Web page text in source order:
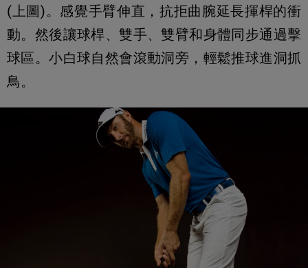
(上圖)。感覺手臂伸直，抗拒曲腕延長揮桿的衝
動。然後讓球桿、雙手、雙臂和身體同步通過擊
球區。小白球自然會滾動洞旁，輕鬆推球進洞抓
鳥。